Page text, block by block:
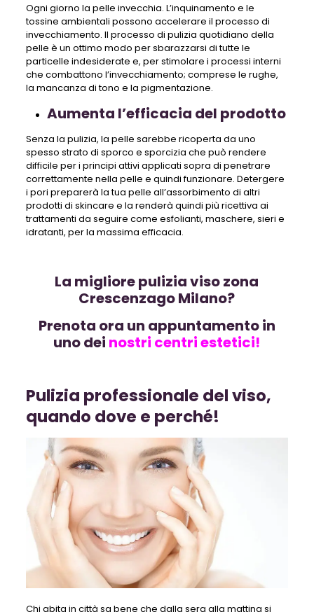
Ogni giorno la pelle invecchia. L’inquinamento e le
tossine ambientali possono accelerare il processo di
invecchiamento. Il processo di pulizia quotidiano della
pelle è un ottimo modo per sbarazzarsi di tutte le
particelle indesiderate e, per stimolare i processi interni
che combattono l’invecchiamento; comprese le rughe,
la mancanza di tono e la pigmentazione.
Aumenta l’efficacia del prodotto
Senza la pulizia, la pelle sarebbe ricoperta da uno
spesso strato di sporco e sporcizia che può rendere
difficile per i principi attivi applicati sopra di penetrare
correttamente nella pelle e quindi funzionare. Detergere
i pori preparerà la tua pelle all’assorbimento di altri
prodotti di skincare e la renderà quindi più ricettiva ai
trattamenti da seguire come esfolianti, maschere, sieri e
idratanti, per la massima efficacia.
La migliore pulizia viso zona
Crescenzago Milano?
Prenota ora un appuntamento in
uno dei nostri centri estetici!
Pulizia professionale del viso,
quando dove e perché!
Chi abita in città sa bene che dalla sera alla mattina si